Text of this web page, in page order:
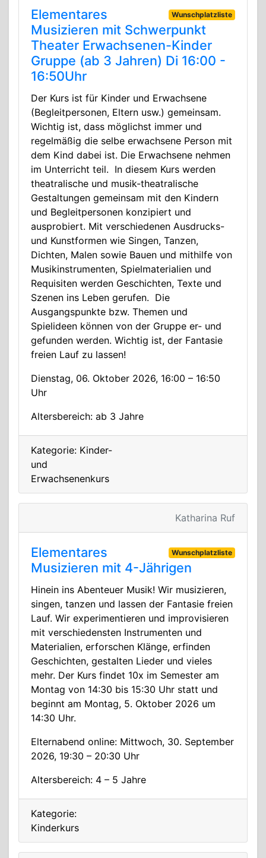
Wunschplatzliste
Elementares
Musizieren mit Schwerpunkt
Theater Erwachsenen-Kinder
Gruppe (ab 3 Jahren) Di 16:00 -
16:50Uhr
Der Kurs ist für Kinder und Erwachsene
(Begleitpersonen, Eltern usw.) gemeinsam.
Wichtig ist, dass möglichst immer und
regelmäßig die selbe erwachsene Person mit
dem Kind dabei ist. Die Erwachsene nehmen
im Unterricht teil. In diesem Kurs werden
theatralische und musik-theatralische
Gestaltungen gemeinsam mit den Kindern
und Begleitpersonen konzipiert und
ausprobiert. Mit verschiedenen Ausdrucks-
und Kunstformen wie Singen, Tanzen,
Dichten, Malen sowie Bauen und mithilfe von
Musikinstrumenten, Spielmaterialien und
Requisiten werden Geschichten, Texte und
Szenen ins Leben gerufen. Die
Ausgangspunkte bzw. Themen und
Spielideen können von der Gruppe er- und
gefunden werden. Wichtig ist, der Fantasie
freien Lauf zu lassen!
Dienstag, 06. Oktober 2026, 16:00 – 16:50
Uhr
Altersbereich: ab 3 Jahre
Kategorie: Kinder-
und
Erwachsenenkurs
Katharina Ruf
Wunschplatzliste
Elementares
Musizieren mit 4-Jährigen
Hinein ins Abenteuer Musik! Wir musizieren,
singen, tanzen und lassen der Fantasie freien
Lauf. Wir experimentieren und improvisieren
mit verschiedensten Instrumenten und
Materialien, erforschen Klänge, erfinden
Geschichten, gestalten Lieder und vieles
mehr. Der Kurs findet 10x im Semester am
Montag von 14:30 bis 15:30 Uhr statt und
beginnt am Montag, 5. Oktober 2026 um
14:30 Uhr.
Elternabend online: Mittwoch, 30. September
2026, 19:30 – 20:30 Uhr
Altersbereich: 4 – 5 Jahre
Kategorie:
Kinderkurs